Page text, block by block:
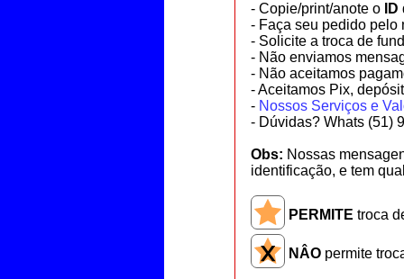
- Copie/print/anote o ID
- Faça seu pedido pelo
- Solicite a troca de
- Não enviamos
- Não aceitamos
- Aceitamos Pix,
- Nossos Serviços e
- Dúvidas? Whats (51)
Obs: Nossas
identificação, e tem
PERMITE troca
NÂOpermite